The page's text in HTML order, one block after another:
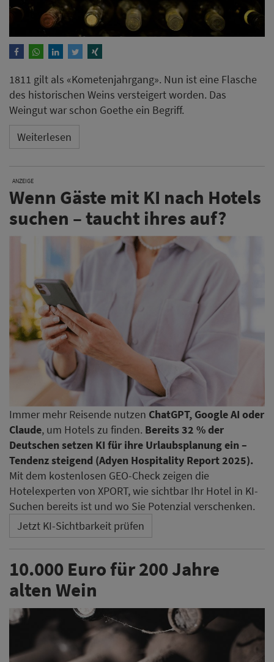
1811 gilt als «Kometenjahrgang». Nun ist eine Flasche
des historischen Weins versteigert worden. Das
Weingut war schon Goethe ein Begriff.
Weiterlesen
ANZEIGE
Wenn Gäste mit KI nach Hotels
suchen – taucht ihres auf?
Immer mehr Reisende nutzen ChatGPT, Google AI oder
Claude, um Hotels zu finden. Bereits 32 % der
Deutschen setzen KI für ihre Urlaubsplanung ein –
Tendenz steigend (Adyen Hospitality Report 2025).
Mit dem kostenlosen GEO-Check zeigen die
Hotelexperten von XPORT, wie sichtbar Ihr Hotel in KI-
Suchen bereits ist und wo Sie Potenzial verschenken.
Jetzt KI-Sichtbarkeit prüfen
10.000 Euro für 200 Jahre
alten Wein